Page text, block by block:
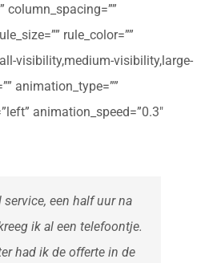
column_spacing=””
rule_color=””
visibility,medium-visibility,large-
animation_type=””
animation_speed=”0.3″
service, een half uur na
ik al een telefoontje.
had ik de offerte in de